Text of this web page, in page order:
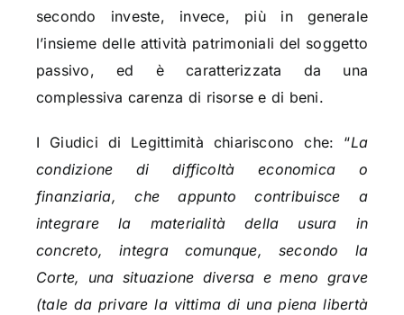
secondo investe, invece, più in generale
l’insieme delle attività patrimoniali del soggetto
passivo, ed è caratterizzata da una
complessiva carenza di risorse e di beni.
I Giudici di Legittimità chiariscono che: “La
condizione di difficoltà economica o
finanziaria, che appunto contribuisce a
integrare la materialità della usura in
concreto, integra comunque, secondo la
Corte, una situazione diversa e meno grave
(tale da privare la vittima di una piena libertà